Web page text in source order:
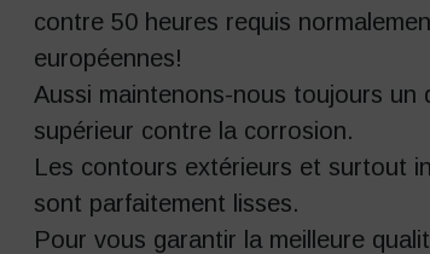
contre 50 heures requis
européennes!
Aussi maintenons-nous toujours un
supérieur contre la corrosion.
Les contours extérieurs et surtout
sont parfaitement lisses.
Pour vous garantir la meilleure